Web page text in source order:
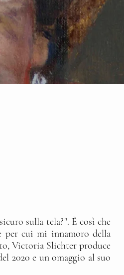
sulla tela?". È così che
per cui mi innamoro della
Victoria Slichter produce
2020 e un omaggio al suo